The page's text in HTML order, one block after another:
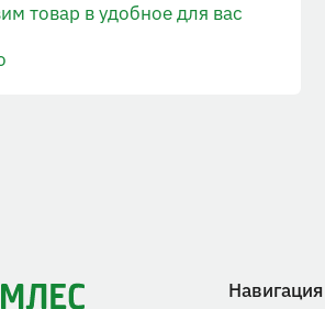
товар в удобное для вас
Навигация